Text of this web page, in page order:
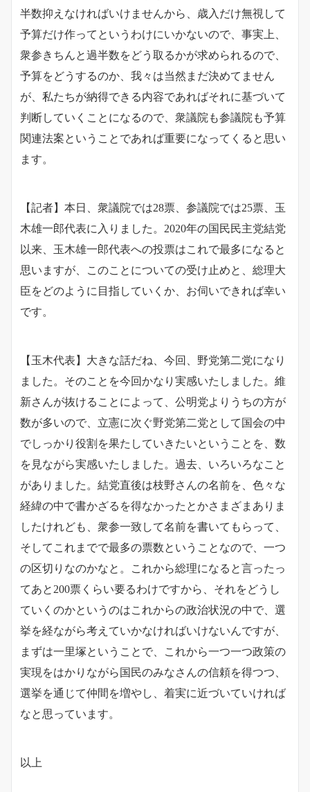
半数抑えなければいけませんから、歳入だけ無視して
予算だけ作ってというわけにいかないので、事実上、
衆参きちんと過半数をどう取るかが求められるので、
予算をどうするのか、我々は当然まだ決めてません
が、私たちが納得できる内容であればそれに基づいて
判断していくことになるので、衆議院も参議院も予算
関連法案ということであれば重要になってくると思い
ます。
【記者】本日、衆議院では28票、参議院では25票、玉
木雄一郎代表に入りました。2020年の国民民主党結党
以来、玉木雄一郎代表への投票はこれで最多になると
思いますが、このことについての受け止めと、総理大
臣をどのように目指していくか、お伺いできれば幸い
です。
【玉木代表】大きな話だね、今回、野党第二党になり
ました。そのことを今回かなり実感いたしました。維
新さんが抜けることによって、公明党よりうちの方が
数が多いので、立憲に次ぐ野党第二党として国会の中
でしっかり役割を果たしていきたいということを、数
を見ながら実感いたしました。過去、いろいろなこと
がありました。結党直後は枝野さんの名前を、色々な
経緯の中で書かざるを得なかったとかさまざまありま
したけれども、衆参一致して名前を書いてもらって、
そしてこれまでで最多の票数ということなので、一つ
の区切りなのかなと。これから総理になると言ったっ
てあと200票くらい要るわけですから、それをどうし
ていくのかというのはこれからの政治状況の中で、選
挙を経ながら考えていかなければいけないんですが、
まずは一里塚ということで、これから一つ一つ政策の
実現をはかりながら国民のみなさんの信頼を得つつ、
選挙を通じて仲間を増やし、着実に近づいていければ
なと思っています。
以上